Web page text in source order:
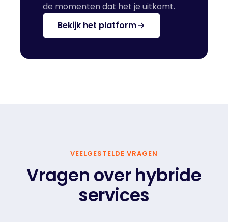
de momenten dat het je uitkomt.
Bekijk het platform
VEELGESTELDE VRAGEN
Vragen over hybride
services